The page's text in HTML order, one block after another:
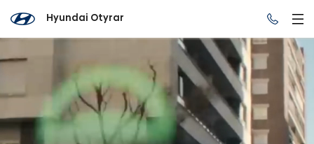
Hyundai Otyrar